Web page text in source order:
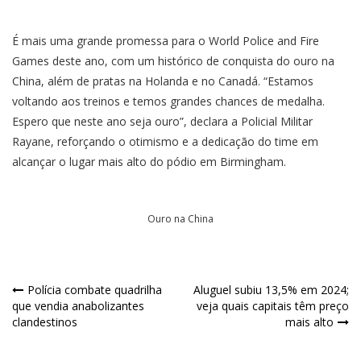
É mais uma grande promessa para o World Police and Fire
Games deste ano, com um histórico de conquista do ouro na
China, além de pratas na Holanda e no Canadá. “Estamos
voltando aos treinos e temos grandes chances de medalha.
Espero que neste ano seja ouro”, declara a Policial Militar
Rayane, reforçando o otimismo e a dedicação do time em
alcançar o lugar mais alto do pódio em Birmingham.
Ouro na China
Polícia combate quadrilha
que vendia anabolizantes
clandestinos
Aluguel subiu 13,5% em 2024;
veja quais capitais têm preço
mais alto